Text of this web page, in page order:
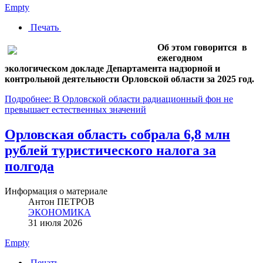
Empty
Печать
Об этом говорится в
ежегодном
экологическом докладе Департамента надзорной и
контрольной деятельности Орловской области за 2025 год.
Подробнее: В Орловской области радиационный фон не
превышает естественных значений
Орловская область собрала 6,8 млн
рублей туристического налога за
полгода
Информация о материале
Антон ПЕТРОВ
ЭКОНОМИКА
31 июля 2026
Empty